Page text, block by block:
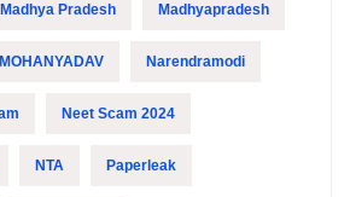
Madhya Pradesh Madhyapradesh
MOHANYADAV Narendramodi
Neet Scam 2024
NTA Paperleak